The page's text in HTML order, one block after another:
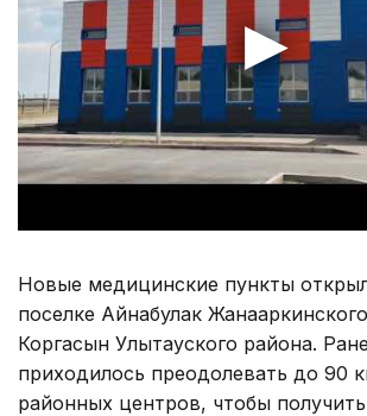
Новые медицинские пункты
поселке Айнабулак
Коргасын Улытауского района.
приходилось преодолевать до 90
районных центров, чтобы